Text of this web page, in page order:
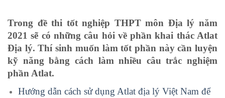
Trong đề thi tốt nghiệp THPT môn Địa lý năm
2021 sẽ có những câu hỏi về phần khai thác Atlat
Địa lý. Thí sinh muốn làm tốt phần này cần luyện
kỹ năng bằng cách làm nhiều câu trắc nghiệm
phần Atlat.
Hướng dẫn cách sử dụng Atlat địa lý Việt Nam để